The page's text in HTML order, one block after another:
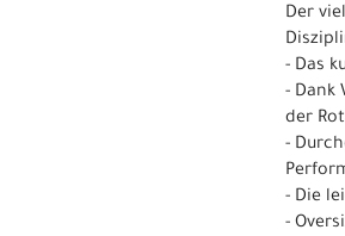
Der
- Das
- Dank
der
-
- Die
-